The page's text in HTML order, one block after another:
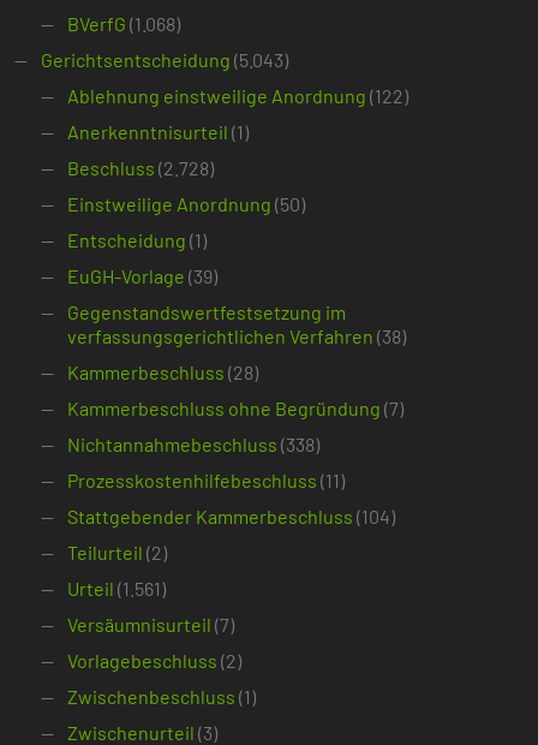
BVerfG (1.068)
Gerichtsentscheidung (5.043)
Ablehnung einstweilige Anordnung (122)
Anerkenntnisurteil (1)
Beschluss (2.728)
Einstweilige Anordnung (50)
Entscheidung (1)
EuGH-Vorlage (39)
Gegenstandswertfestsetzung im
verfassungsgerichtlichen Verfahren (38)
Kammerbeschluss (28)
Kammerbeschluss ohne Begründung (7)
Nichtannahmebeschluss (338)
Prozesskostenhilfebeschluss (11)
Stattgebender Kammerbeschluss (104)
Teilurteil (2)
Urteil (1.561)
Versäumnisurteil (7)
Vorlagebeschluss (2)
Zwischenbeschluss (1)
Zwischenurteil (3)